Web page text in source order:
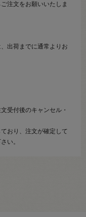
注文をお願いいたしま
出荷までに通常よりお
受付後のキャンセル・
おり、注文が確定して
い。